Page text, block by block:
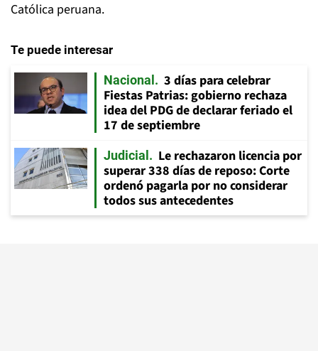
Católica peruana.
Te puede interesar
Nacional
3 días para celebrar
Fiestas Patrias: gobierno rechaza
idea del PDG de declarar feriado el
17 de septiembre
Judicial
Le rechazaron licencia por
superar 338 días de reposo: Corte
ordenó pagarla por no considerar
todos sus antecedentes